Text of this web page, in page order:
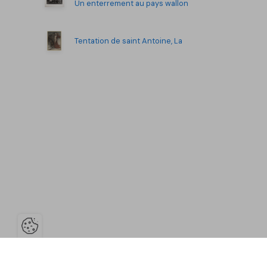
Un enterrement au pays wallon
Tentation de saint Antoine, La
Ouvrir la barre de gestion des